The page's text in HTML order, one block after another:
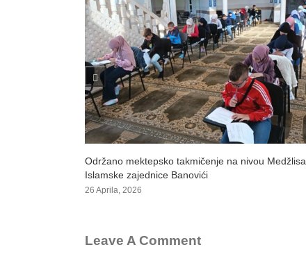
Svečana mektepska akademija Medžlisa Islamske
zajednice Banovići
27 Maja, 2025
Leave A Comment